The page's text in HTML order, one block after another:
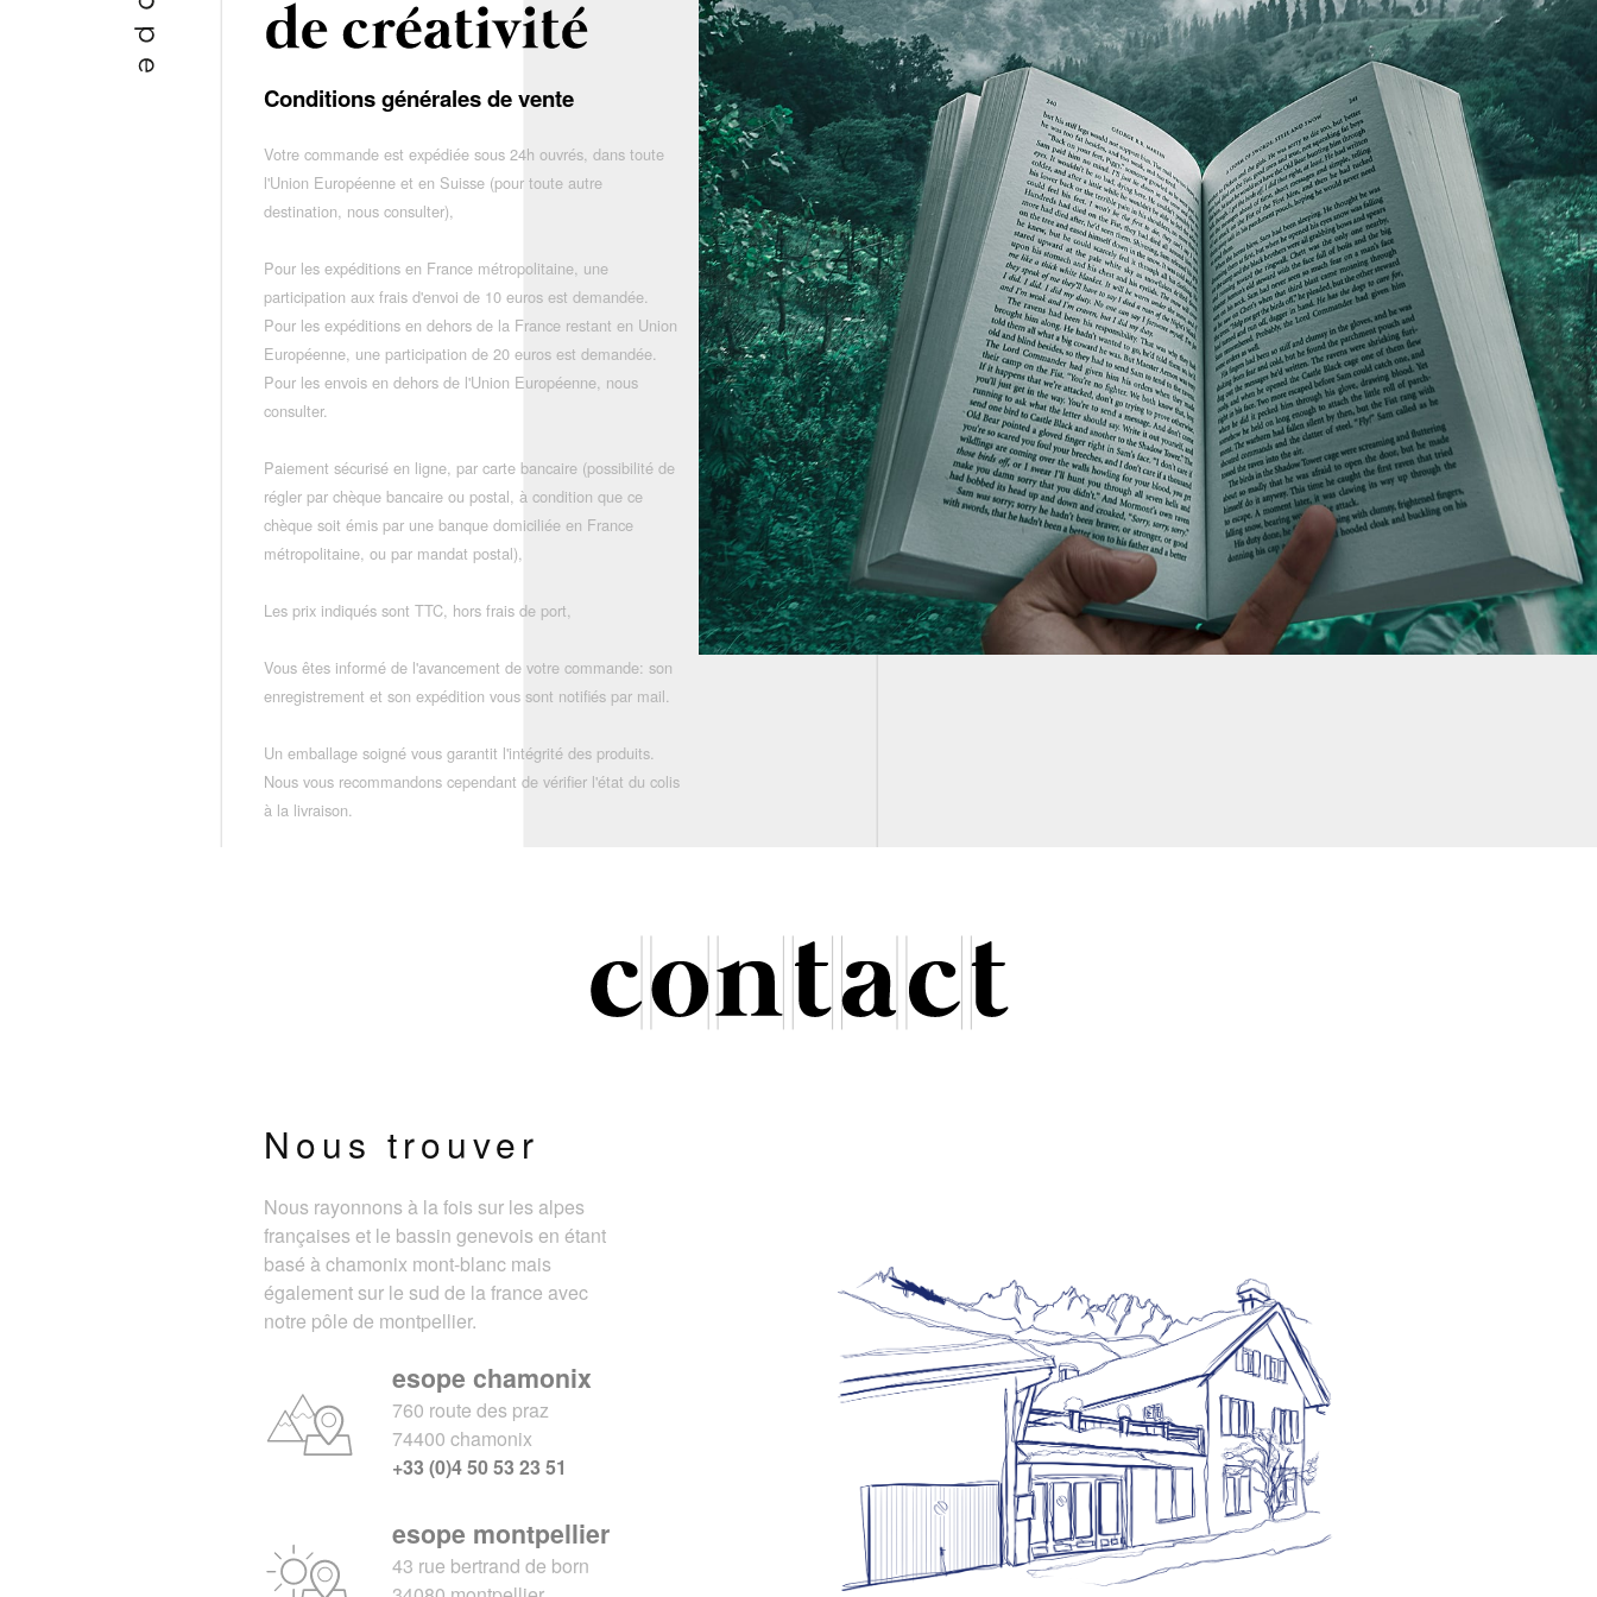
Conditions générales de vente
Votre commande est expédiée sous 24h ouvrés, dans toute
l'Union Européenne et en Suisse (pour toute autre
destination, nous consulter),
Pour les expéditions en France métropolitaine, une
participation aux frais d'envoi de 10 euros est demandée.
Pour les expéditions en dehors de la France restant en Union
Européenne, une participation de 20 euros est demandée.
Pour les envois en dehors de l'Union Européenne, nous
consulter.
Paiement sécurisé en ligne, par carte bancaire (possibilité de
régler par chèque bancaire ou postal, à condition que ce
chèque soit émis par une banque domiciliée en France
métropolitaine, ou par mandat postal),
Les prix indiqués sont TTC, hors frais de port,
Vous êtes informé de l'avancement de votre commande: son
enregistrement et son expédition vous sont notifiés par mail.
Un emballage soigné vous garantit l'intégrité des produits.
Nous vous recommandons cependant de vérifier l'état du colis
à la livraison.
Nous trouver
Nous rayonnons à la fois sur les alpes
françaises et le bassin genevois en étant
basé à chamonix mont-blanc mais
également sur le sud de la france avec
notre pôle de montpellier.
esope chamonix
760 route des praz
74400 chamonix
+33 (0)4 50 53 23 51
esope montpellier
43 rue bertrand de born